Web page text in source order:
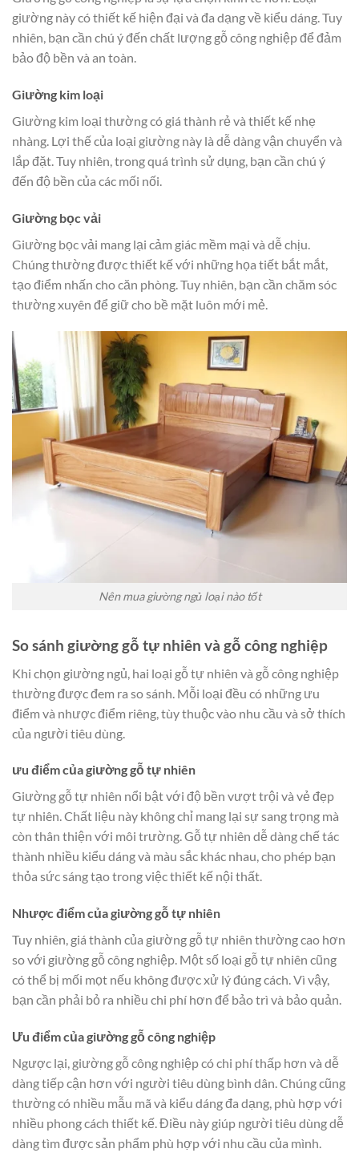
giường này có thiết kế hiện đại và đa dạng về kiểu dáng. Tuy
nhiên, bạn cần chú ý đến chất lượng gỗ công nghiệp để đảm
bảo độ bền và an toàn.
Giường kim loại
Giường kim loại thường có giá thành rẻ và thiết kế nhẹ
nhàng. Lợi thế của loại giường này là dễ dàng vận chuyển và
lắp đặt. Tuy nhiên, trong quá trình sử dụng, bạn cần chú ý
đến độ bền của các mối nối.
Giường bọc vải
Giường bọc vải mang lại cảm giác mềm mại và dễ chịu.
Chúng thường được thiết kế với những họa tiết bắt mắt,
tạo điểm nhấn cho căn phòng. Tuy nhiên, bạn cần chăm sóc
thường xuyên để giữ cho bề mặt luôn mới mẻ.
Nên mua giường ngủ loại nào tốt
So sánh giường gỗ tự nhiên và gỗ công nghiệp
Khi chọn giường ngủ, hai loại gỗ tự nhiên và gỗ công nghiệp
thường được đem ra so sánh. Mỗi loại đều có những ưu
điểm và nhược điểm riêng, tùy thuộc vào nhu cầu và sở thích
của người tiêu dùng.
ưu điểm của giường gỗ tự nhiên
Giường gỗ tự nhiên nổi bật với độ bền vượt trội và vẻ đẹp
tự nhiên. Chất liệu này không chỉ mang lại sự sang trọng mà
còn thân thiện với môi trường. Gỗ tự nhiên dễ dàng chế tác
thành nhiều kiểu dáng và màu sắc khác nhau, cho phép bạn
thỏa sức sáng tạo trong việc thiết kế nội thất.
Nhược điểm của giường gỗ tự nhiên
Tuy nhiên, giá thành của giường gỗ tự nhiên thường cao hơn
so với giường gỗ công nghiệp. Một số loại gỗ tự nhiên cũng
có thể bị mối mọt nếu không được xử lý đúng cách. Vì vậy,
bạn cần phải bỏ ra nhiều chi phí hơn để bảo trì và bảo quản.
Ưu điểm của giường gỗ công nghiệp
Ngược lại, giường gỗ công nghiệp có chi phí thấp hơn và dễ
dàng tiếp cận hơn với người tiêu dùng bình dân. Chúng cũng
thường có nhiều mẫu mã và kiểu dáng đa dạng, phù hợp với
nhiều phong cách thiết kế. Điều này giúp người tiêu dùng dễ
dàng tìm được sản phẩm phù hợp với nhu cầu của mình.